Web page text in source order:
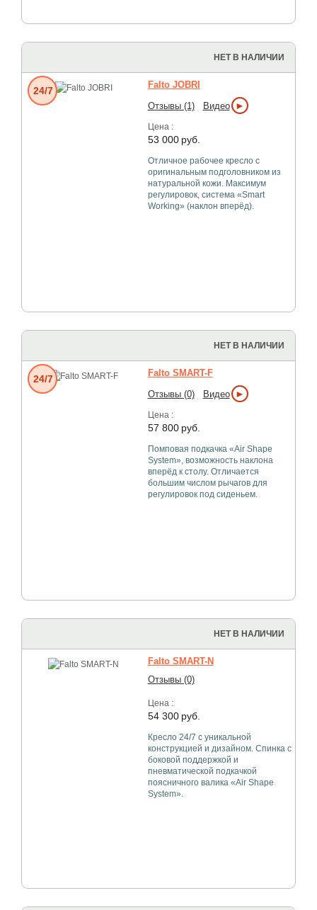
НЕТ В НАЛИЧИИ
Falto JOBRI
Отзывы (1)
Видео ►
Цена :
53 000 руб.
Отличное рабочее кресло с
оригинальным подголовником из
натуральной кожи. Максимум
регулировок, система «Smart
Working» (наклон вперёд).
24/7
НЕТ В НАЛИЧИИ
Falto SMART-F
Отзывы (0)
Видео ►
Цена :
57 800 руб.
Помповая подкачка «Air Shape
System», возможность наклона
вперёд к столу. Отличается
большим числом рычагов для
регулировок под сиденьем.
24/7
НЕТ В НАЛИЧИИ
Falto SMART-N
Отзывы (0)
Цена :
54 300 руб.
Кресло 24/7 с уникальной
конструкцией и дизайном. Спинка с
боковой поддержкой и
пневматической подкачкой
поясничного валика «Air Shape
System».